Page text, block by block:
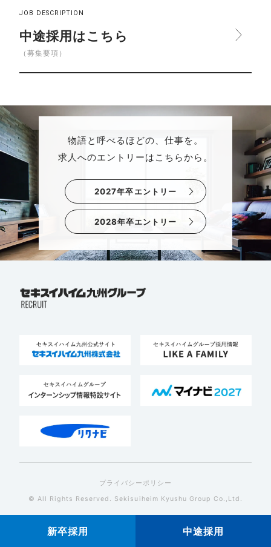
JOB DESCRIPTION
中途採用はこちら
（募集要項）
物語と呼べるほどの、仕事を。
求人へのエントリーはこちらから。
2027年卒エントリー
2028年卒エントリー
プライバシーポリシー
© All Rights Reserved. Sekisuiheim Kyushu Group Co.,Ltd.
新卒採用 中途採用